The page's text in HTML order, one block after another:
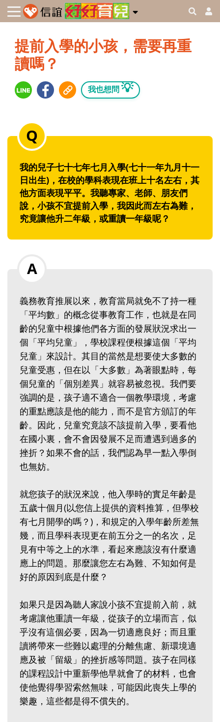
提前入學的小孩，需要再重
讀嗎？
我也想問 💡
我的兒子七十七年七月入學(七十一年九月十一
日出生)，在校的學科表現在班上十名左右，其
他方面表現平平。我聽專家、老師、朋友們
說，小孩不宜提前入學，我因此而左右為難，
究竟讓他升二年級，或重讀一年級呢？
義務教育推展以來，教育當局就免不了持一種
「平均數」的概念從事教育工作，也就是在同
齡的兒童中根據他們各方面的發展狀況求出一
個「平均兒童」，學校課程便根據這個「平均
兒童」來設計。其目的當然是想要使大多數的
兒童受惠，但在以「大多數」為著眼點時，每
個兒童的「個別差異」就容易被忽視。我們要
強調的是，孩子適不適合一個教學環境，考慮
的重點應該是他的能力，而不是官方頒訂的年
齡。因此，兒童究竟該不該提前入學，要看他
在國小裏，會不會因發展不足而遭遇到過多的
挫折？如果不會的話，我們認為早一點入學倒
也無妨。
就您孩子的狀況來說，他入學時的實足年齡是
五歲十個月(以您信上提供的資料推算，但學校
有七月開學的嗎？)，和規定的入學年齡所差無
幾，而且學科表現更在前五分之一的名次，足
見有中等之上的水準，看起來應該沒有什麼適
應上的問題。那麼讓您左右為難、不知如何是
好的原因到底是什麼？
如果只是因為聽人家說小孩不宜提前入前，就
考慮讓他重讀一年級，從孩子的立場而言，似
乎沒有這個必要，因為一切適應良好；而且重
讀將帶來一些難以處理的分離焦慮、新環境適
應及被「留級」的挫折感等問題。孩子在同樣
的課程設計中重新學他早就會了的材料，也會
使他覺得學習索然無味，可能因此喪失上學的
樂趣，這些都是得不償失的。